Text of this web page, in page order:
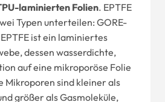
laminierten Folien. EPTFE
Typen unterteilen: GORE-
ist ein laminiertes
dessen wasserdichte,
auf eine mikroporöse Folie
Mikroporen sind kleiner als
größer als Gasmoleküle,